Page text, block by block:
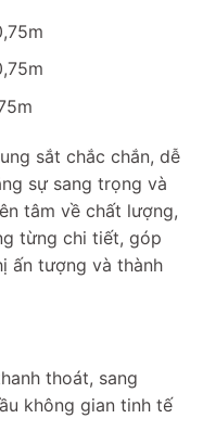
sắt chắc chắn, dễ
sự sang trọng và
tâm về chất lượng,
từng chi tiết, góp
ấn tượng và thành
thoát, sang
không gian tinh tế